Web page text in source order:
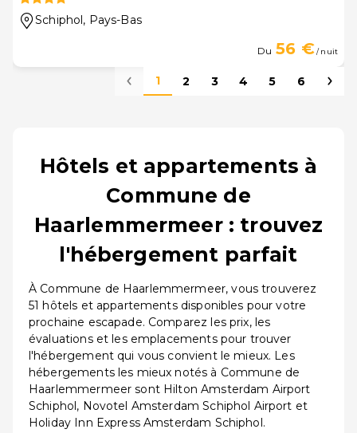
Schiphol, Pays-Bas
Du 56 €/ nuit
1 2 3 4 5 6
Hôtels et appartements à
Commune de
Haarlemmermeer : trouvez
l'hébergement parfait
À Commune de Haarlemmermeer, vous trouverez
51 hôtels et appartements disponibles pour votre
prochaine escapade. Comparez les prix, les
évaluations et les emplacements pour trouver
l'hébergement qui vous convient le mieux. Les
hébergements les mieux notés à Commune de
Haarlemmermeer sont Hilton Amsterdam Airport
Schiphol, Novotel Amsterdam Schiphol Airport et
Holiday Inn Express Amsterdam Schiphol.